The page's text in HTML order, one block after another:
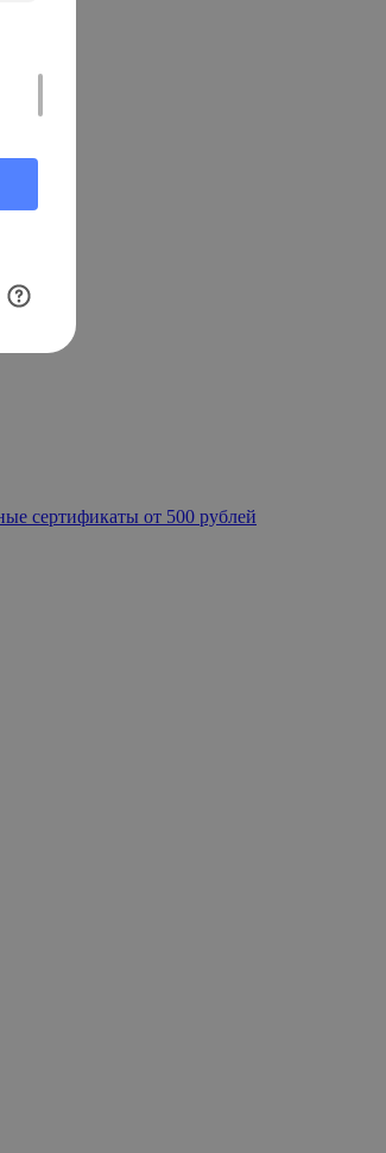
сертификаты от 500 рублей